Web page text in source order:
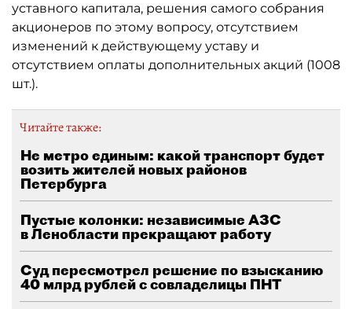
уставного капитала, решения самого собрания
акционеров по этому вопросу, отсутствием
изменений к действующему уставу и
отсутствием оплаты дополнительных акций (1008
шт.).
Читайте также:
Не метро единым: какой транспорт будет
возить жителей новых районов
Петербурга
Пустые колонки: независимые АЗС
в Ленобласти прекращают работу
Суд пересмотрел решение по взысканию
40 млрд рублей с совладелицы ПНТ